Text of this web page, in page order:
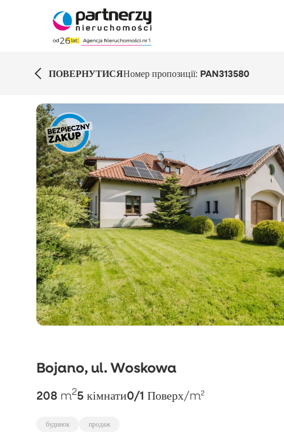
ПОВЕРНУТИСЯНомер пропозиції: PAN313580
Bojano, ul. Woskowa
208 m25 кімнати0/1 Поверх/m²
будинок продаж